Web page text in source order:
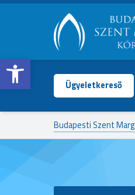
Open toolbar BUDAPESTI
SZENT
MARGIT
KÓRHÁZ
Ügyeletkereső
Budapesti Szent